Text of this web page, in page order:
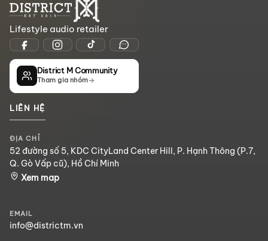
Lifestyle audio retailer
District M Community
Tham gia nhóm
LIÊN HỆ
ĐỊA CHỈ
52 đường số 5, KDC CityLand Center Hill, P. Hạnh Thông (P.7,
Q. Gò Vấp cũ), Hồ Chí Minh
Xem map
EMAIL
info@districtm.vn